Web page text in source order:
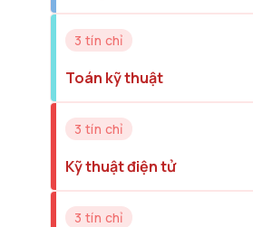
3 tín chỉ
Toán kỹ thuật
3 tín chỉ
Kỹ thuật điện tử
3 tín chỉ